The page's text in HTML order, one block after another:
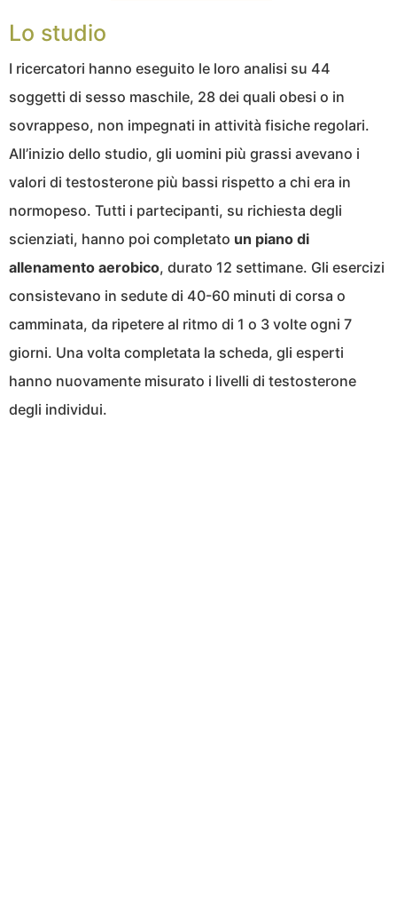
Lo studio
I ricercatori hanno eseguito le loro analisi su 44
soggetti di sesso maschile, 28 dei quali obesi o in
sovrappeso, non impegnati in attività fisiche regolari.
All’inizio dello studio, gli uomini più grassi avevano i
valori di testosterone più bassi rispetto a chi era in
normopeso. Tutti i partecipanti, su richiesta degli
scienziati, hanno poi completato un piano di
allenamento aerobico, durato 12 settimane. Gli esercizi
consistevano in sedute di 40-60 minuti di corsa o
camminata, da ripetere al ritmo di 1 o 3 volte ogni 7
giorni. Una volta completata la scheda, gli esperti
hanno nuovamente misurato i livelli di testosterone
degli individui.